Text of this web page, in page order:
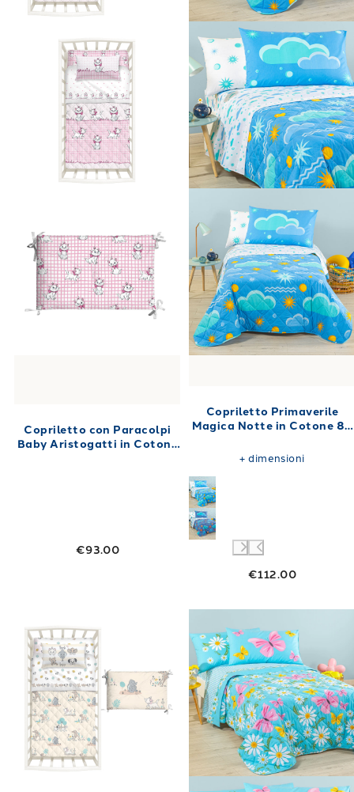
Copriletto con Paracolpi
Baby Aristogatti in Cotone
€93.00
Copriletto Primaverile
Magica Notte in Cotone 80
€112.00
+dimensioni